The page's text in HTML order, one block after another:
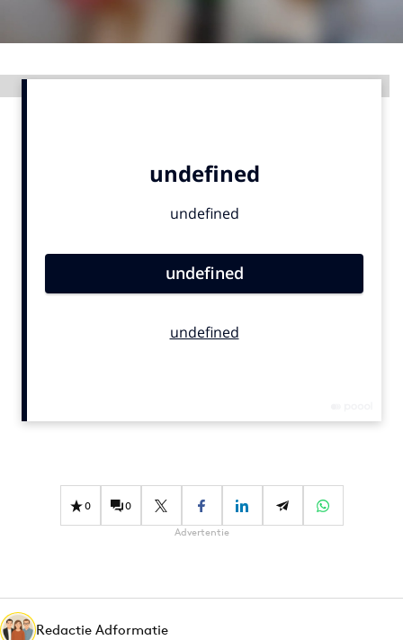
12 nov: MarketingLive!
Adverteren
Events
Opleidingen
Artificial Intelligence
Influencer marketing
Interne communicatie
0 0
Advertentie
Redactie Adformatie